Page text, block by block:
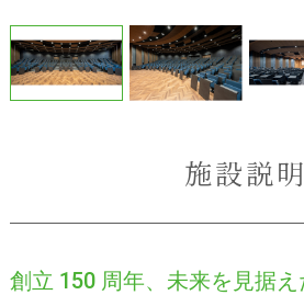
施設説明
創立 150 周年、未来を見据